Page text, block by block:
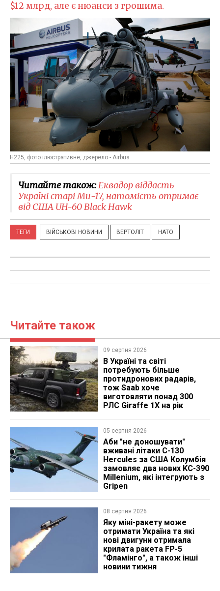
$12 млрд, але є нюанси з грошима.
H225, фото ілюстративне, джерело - Airbus
Читайте також:Еквадор віддасть
Україні старі Ми-17, натомість отримає
від США UH-60 Black Hawk
ТЕГИ ВІЙСЬКОВІ НОВИНИ ВЕРТОЛІТ НАТО
Читайте також
09 серпня 2026
В Україні та світі
потребують більше
протидронових радарів,
тож Saab хоче
виготовляти понад 300
РЛС Giraffe 1X на рік
05 серпня 2026
Аби "не доношувати"
вживані літаки C-130
Hercules за США Колумбія
замовляє два нових KC-390
Millenium, які інтегрують з
Gripen
08 серпня 2026
Яку міні-ракету може
отримати Україна та які
нові двигуни отримала
крилата ракета FP-5
"Фламінго", а також інші
новини тижня